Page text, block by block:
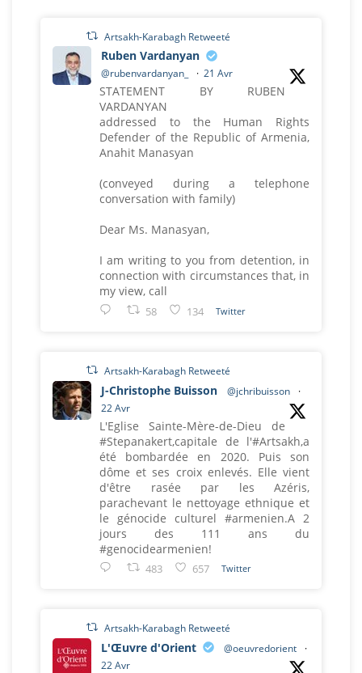
Artsakh-Karabagh Retweeté
Ruben Vardanyan
@rubenvardanyan_ · 21 Avr
STATEMENT BY RUBEN
VARDANYAN
addressed to the Human Rights
Defender of the Republic of Armenia,
Anahit Manasyan
(conveyed during a telephone
conversation with family)
Dear Ms. Manasyan,
I am writing to you from detention, in
connection with circumstances that, in
my view, call
58 134 Twitter
Artsakh-Karabagh Retweeté
J-Christophe Buisson @jchribuisson
·
22 Avr
L'Eglise Sainte-Mère-de-Dieu de
#Stepanakert,capitale de l'#Artsakh,a
été bombardée en 2020. Puis son
dôme et ses croix enlevés. Elle vient
d'être rasée par les Azéris,
parachevant le nettoyage ethnique et
le génocide culturel #armenien.A 2
jours des 111 ans du
#genocidearmenien!
483 657 Twitter
Artsakh-Karabagh Retweeté
L'Œuvre d'Orient @oeuvredorient
·
22 Avr